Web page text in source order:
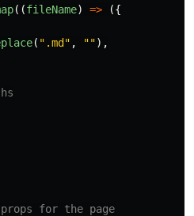
((fileName) =>
({
( " .md " , ""),
for the page